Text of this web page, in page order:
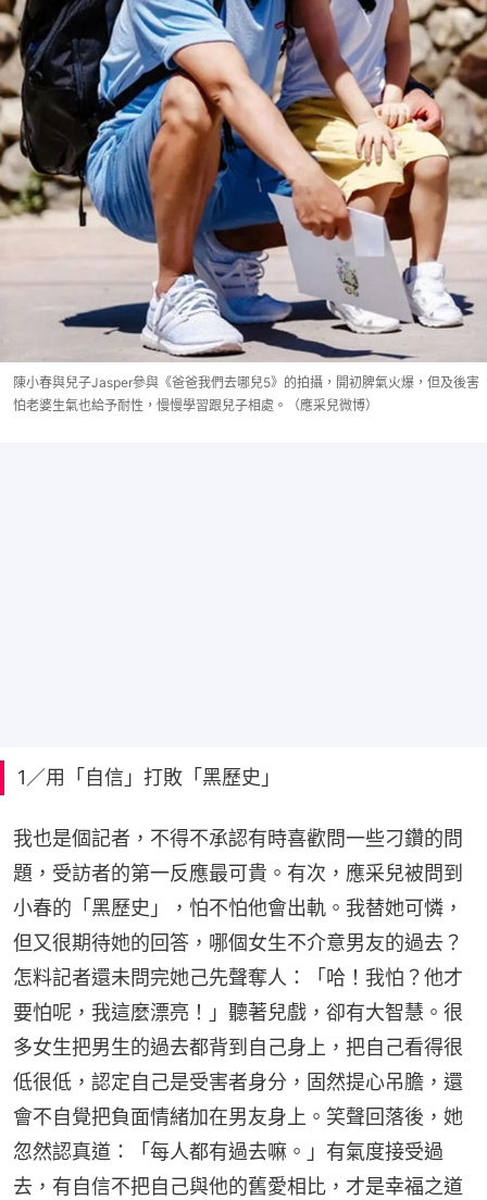
陳小春與兒子Jasper參與《爸爸我們去哪兒5》的拍攝，開初脾氣火爆，但及後害
怕老婆生氣也給予耐性，慢慢學習跟兒子相處。（應采兒微博）
1／用「自信」打敗「黑歷史」
我也是個記者，不得不承認有時喜歡問一些刁鑽的問
題，受訪者的第一反應最可貴。有次，應采兒被問到
小春的「黑歷史」，怕不怕他會出軌。我替她可憐，
但又很期待她的回答，哪個女生不介意男友的過去？
怎料記者還未問完她己先聲奪人：「哈！我怕？他才
要怕呢，我這麼漂亮！」聽著兒戲，卻有大智慧。很
多女生把男生的過去都背到自己身上，把自己看得很
低很低，認定自己是受害者身分，固然提心吊膽，還
會不自覺把負面情緒加在男友身上。笑聲回落後，她
忽然認真道：「每人都有過去嘛。」有氣度接受過
去，有自信不把自己與他的舊愛相比，才是幸福之道